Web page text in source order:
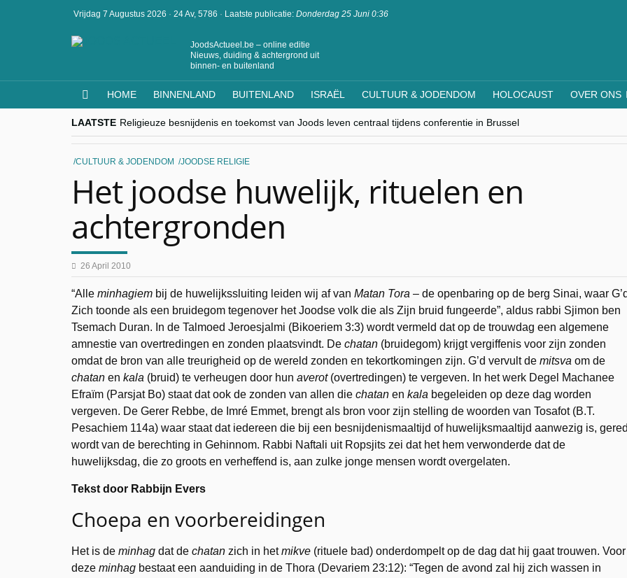
Vrijdag 7 Augustus 2026 · 24 Av, 5786 · Laatste publicatie: Donderdag 25 Juni 0:36
JoodsActueel.be – online editie
Nieuws, duiding & achtergrond uit
binnen- en buitenland
HOME BINNENLAND BUITENLAND ISRAËL CULTUUR & JODENDOM HOLOCAUST OVER ONS
LAATSTE Religieuze besnijdenis en toekomst van Joods leven centraal tijdens conferentie in Brussel
“Besnijdenisdebat toont hoe moeilijk seculiere Westen minderheden begrijpt”, Jinnih Beels (Vooruit)
CITYTRIP | ROEMENIË – Boekarest: de verrassing van Oost-Europa
“Vandaag zit elke Jood in België op de beklaagdenbank”
CULTUUR & JODENDOM JOODSE RELIGIE
Het joodse huwelijk, rituelen en
achtergronden
26 April 2010
“Alle minhagiem bij de huwelijkssluiting leiden wij af van Matan Tora – de openbaring op de berg Sinai, waar
Zich toonde als een bruidegom tegenover het Joodse volk die als Zijn bruid fungeerde”, aldus rabbi Sjimon ben
Tsemach Duran. In de Talmoed Jeroesjalmi (Bikoeriem 3:3) wordt vermeld dat op de trouwdag een algemene
amnestie van overtredingen en zonden plaatsvindt. De chatan (bruidegom) krijgt vergiffenis voor zijn zonden
omdat de bron van alle treurigheid op de wereld zonden en tekortkomingen zijn. G’d vervult de mitsva om de
chatan en kala (bruid) te verheugen door hun averot(overtredingen) te vergeven. In het werk Degel Machanee
Efraïm (Parsjat Bo) staat dat ook de zonden van allen die chatan en kala begeleiden op deze dag worden
vergeven. De Gerer Rebbe, de Imré Emmet, brengt als bron voor zijn stelling de woorden van Tosafot (B.T.
Pesachiem 114a) waar staat dat iedereen die bij een besnijdenismaaltijd of huwelijksmaaltijd aanwezig is,
wordt van de berechting in Gehinnom. Rabbi Naftali uit Ropsjits zei dat het hem verwonderde dat de
huwelijksdag, die zo groots en verheffend is, aan zulke jonge mensen wordt overgelaten.
Tekst door Rabbijn Evers
Choepa en voorbereidingen
Het is de minhag dat de chatan zich in hetmikve (rituele bad) onderdompelt op de dag dat hij gaat trouwen. Voor
deze minhag bestaat een aanduiding in de Thora (Devariem 23:12): “Tegen de avond zal hij zich wassen in